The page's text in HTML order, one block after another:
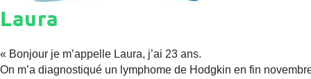
Laura
« Bonjour je m’appelle Laura, j’ai 23 ans.
On m’a diagnostiqué un lymphome de Hodgkin en fin